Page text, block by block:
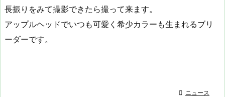
長振りをみて撮影できたら撮って来ます。
アップルヘッドでいつも可愛く希少カラーも生まれるブリ
ーダーです。
 ニュース